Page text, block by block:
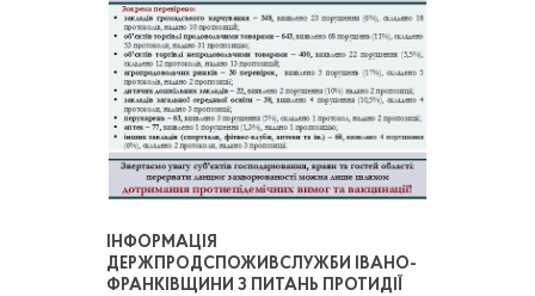
ІНФОРМАЦІЯ
ДЕРЖПРОДСПОЖИВСЛУЖБИ ІВАНО-
ФРАНКІВЩИНИ З ПИТАНЬ ПРОТИДІЇ